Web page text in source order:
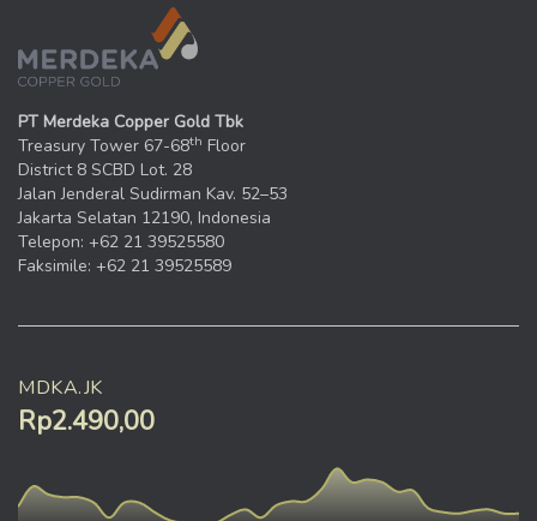
PT Merdeka Copper Gold Tbk
Treasury Tower 67-68th Floor
District 8 SCBD Lot. 28
Jalan Jenderal Sudirman Kav. 52–53
Jakarta Selatan 12190, Indonesia
Telepon: +62 21 39525580
Faksimile: +62 21 39525589
MDKA.JK
Rp2.490,00